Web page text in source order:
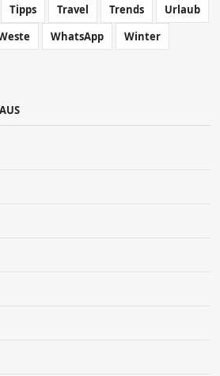
Tipps Travel Trends
Urlaub
WhatsApp
Winter